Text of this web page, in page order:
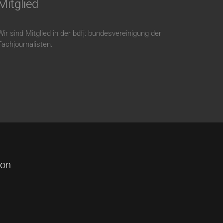
sind Mitglied in der bdfj: bundesvereinigung der